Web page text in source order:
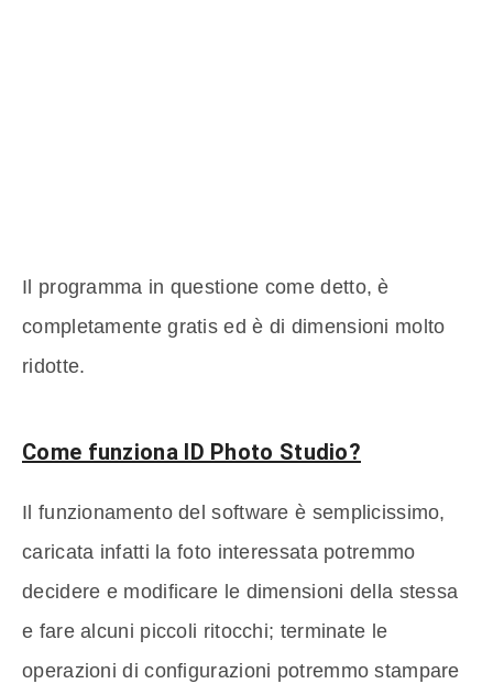
Il programma in questione come detto, è
completamente gratis ed è di dimensioni molto
ridotte.
Come funziona ID Photo Studio?
Il funzionamento del software è semplicissimo,
caricata infatti la foto interessata potremmo
decidere e modificare le dimensioni della stessa
e fare alcuni piccoli ritocchi; terminate le
operazioni di configurazioni potremmo stampare